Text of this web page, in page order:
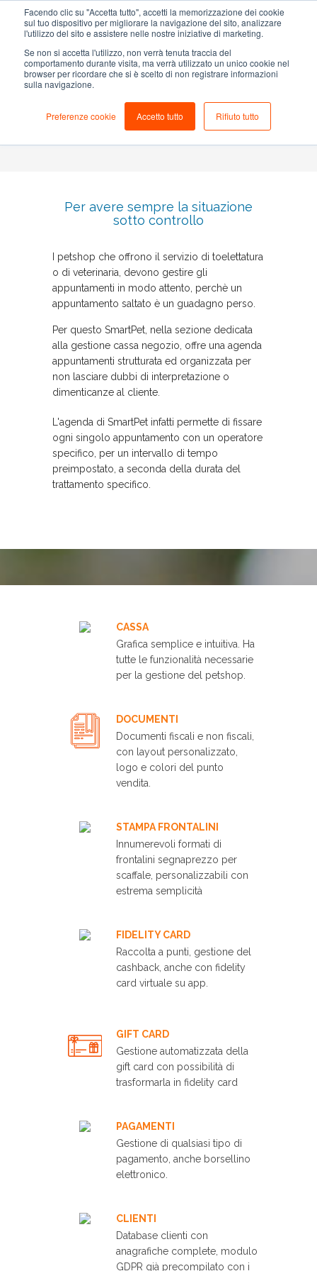
Facendo clic su "Accetta tutto", accetti la memorizzazione dei cookie
sul tuo dispositivo per migliorare la navigazione del sito, analizzare
l'utilizzo del sito e assistere nelle nostre iniziative di marketing.
Se non si accetta l'utilizzo, non verrà tenuta traccia del
comportamento durante visita, ma verrà utilizzato un unico cookie nel
browser per ricordare che si è scelto di non registrare informazioni
sulla navigazione.
Preferenze cookie Accetto tutto Rifiuto tutto
NEGOZIO
Il gestionale studiato per i petshop
1-555-555-5555
Per avere sempre la situazione
sotto controllo
I petshop che offrono il servizio di toelettatura
o di veterinaria, devono gestire gli
appuntamenti in modo attento, perchè un
appuntamento saltato è un guadagno perso.
Per questo SmartPet, nella sezione dedicata
alla gestione cassa negozio, offre una agenda
appuntamenti strutturata ed organizzata per
non lasciare dubbi di interpretazione o
dimenticanze al cliente.
L'agenda di SmartPet infatti permette di fissare
ogni singolo appuntamento con un operatore
specifico, per un intervallo di tempo
preimpostato, a seconda della durata del
trattamento specifico.
CASSA
Grafica semplice e intuitiva. Ha
tutte le funzionalità necessarie
per la gestione del petshop.
DOCUMENTI
Documenti fiscali e non fiscali,
con layout personalizzato,
logo e colori del punto
vendita.
STAMPA FRONTALINI
Innumerevoli formati di
frontalini segnaprezzo per
scaffale, personalizzabili con
estrema semplicità
FIDELITY CARD
Raccolta a punti, gestione del
cashback, anche con fidelity
card virtuale su app.
GIFT CARD
Gestione automatizzata della
gift card con possibilità di
trasformarla in fidelity card
PAGAMENTI
Gestione di qualsiasi tipo di
pagamento, anche borsellino
elettronico.
CLIENTI
Database clienti con
anagrafiche complete, modulo
GDPR già precompilato con i